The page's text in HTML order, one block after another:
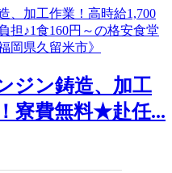
ジン鋳造、加工
寮費無料★赴任...